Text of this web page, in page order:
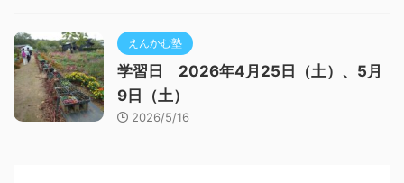
えんかむ塾
学習日 2026年4月25日（土）、5月
9日（土）
2026/5/16